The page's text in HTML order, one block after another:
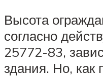
Высота
согласно
25772-83,
здания. Но, как